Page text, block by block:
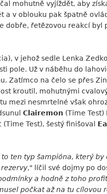
mohutně vyjíždět, aby
a v oblouku pak špatně
dobře, řetězovou reakcí byl
v jehož sedle Lenka
pole. Už v náběhu do
Zatímco na čelo se přes
kroutil, mohutnými
mezi nesmrtelné však
Clairemon (Time Test)
(Time Test), šestý finišoval
ten typ šampióna, který by
," líčil své dojmy po
a hodně z toho
počkat až na tu cílovou